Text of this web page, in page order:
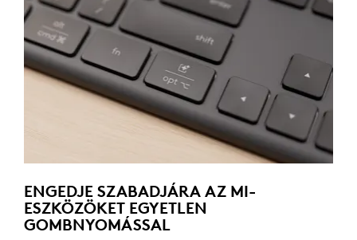
ENGEDJE SZABADJÁRA AZ MI-
ESZKÖZÖKET EGYETLEN
GOMBNYOMÁSSAL